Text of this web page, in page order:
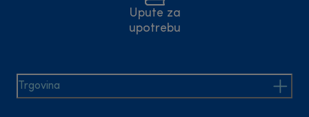
Upute za
upotrebu
Trgovina